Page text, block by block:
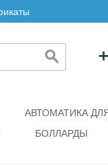
АВТОМАТИКА
БОЛЛАРДЫ